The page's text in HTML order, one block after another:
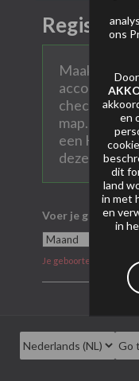
Maak hier
account aan.
check ook
map. Heel
een Hotmail
deze map
Voer je
Je geboortedatum kan
ons
en
dit
land
in met
en
in